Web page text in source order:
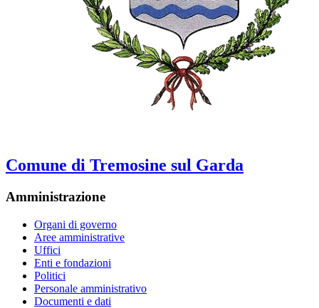
Comune di Tremosine sul Garda
Amministrazione
Organi di governo
Aree amministrative
Uffici
Enti e fondazioni
Politici
Personale amministrativo
Documenti e dati